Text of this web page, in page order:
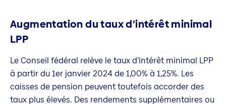
Augmentation du taux d’intérêt minimal
LPP
Le Conseil fédéral relève le taux d’intérêt minimal LPP
à partir du 1er janvier 2024 de 1,00% à 1,25%. Les
caisses de pension peuvent toutefois accorder des
taux plus élevés. Des rendements supplémentaires ou